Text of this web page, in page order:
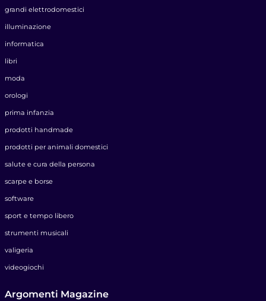
grandi elettrodomestici
illuminazione
informatica
libri
moda
orologi
prima infanzia
prodotti handmade
prodotti per animali domestici
salute e cura della persona
scarpe e borse
software
sport e tempo libero
strumenti musicali
valigeria
videogiochi
Argomenti Magazine